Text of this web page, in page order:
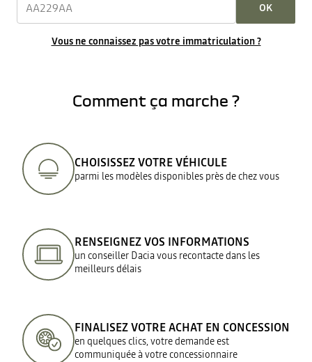
OK
Vous ne connaissez pas votre immatriculation ?
Comment ça marche ?
CHOISISSEZ VOTRE VÉHICULE
parmi les modèles disponibles près de chez vous
RENSEIGNEZ VOS INFORMATIONS
un conseiller Dacia vous recontacte dans les
meilleurs délais
FINALISEZ VOTRE ACHAT EN CONCESSION
en quelques clics, votre demande est
communiquée à votre concessionnaire